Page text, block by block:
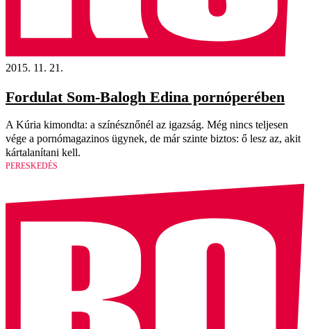
2015. 11. 21.
Fordulat Som-Balogh Edina pornóperében
A Kúria kimondta: a színésznőnél az igazság. Még nincs teljesen
vége a pornómagazinos ügynek, de már szinte biztos: ő lesz az, akit
kárta­lanítani kell.
PERESKEDÉS